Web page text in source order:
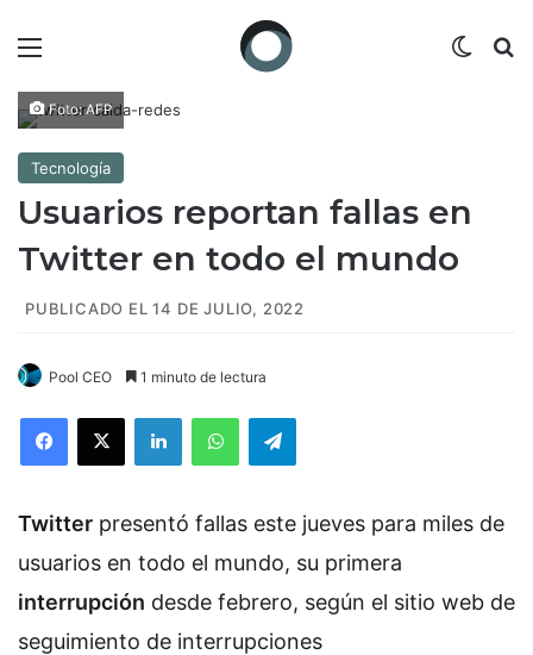
Foto: AFP
Tecnología
Usuarios reportan fallas en
Twitter en todo el mundo
PUBLICADO EL 14 DE JULIO, 2022
Pool CEO 1 minuto de lectura
Twitter presentó fallas este jueves para miles de
usuarios en todo el mundo, su primera
interrupción desde febrero, según el sitio web de
seguimiento de interrupciones